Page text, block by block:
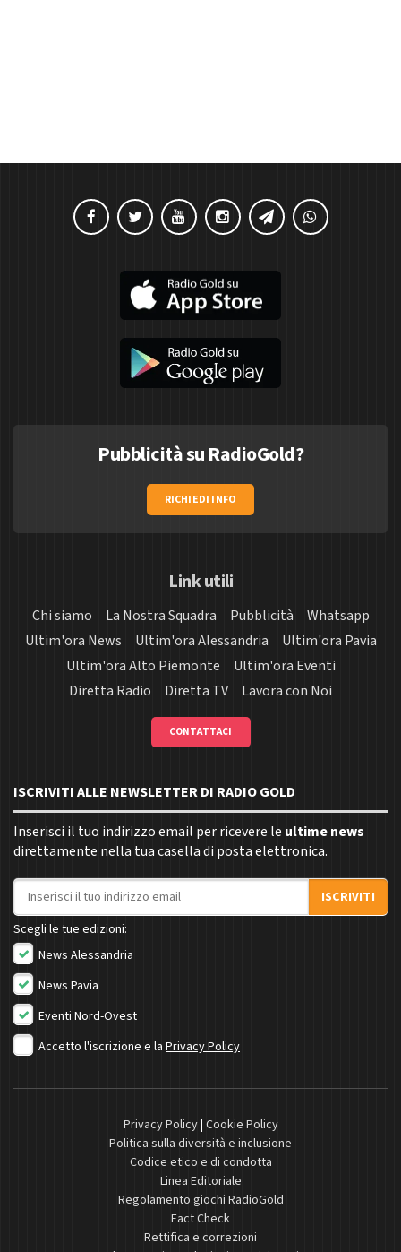
Pubblicità su RadioGold?
RICHIEDI INFO
Link utili
Chi siamo La Nostra Squadra Pubblicità
Whatsapp
Ultim'ora News
Ultim'ora Alessandria
Ultim'ora Pavia
Ultim'ora Alto Piemonte
Ultim'ora Eventi
Diretta Radio
Diretta TV Lavora con Noi
CONTATTACI
ISCRIVITI ALLE NEWSLETTER DI RADIO GOLD
Inserisci il tuo indirizzo email per ricevere le ultime news
direttamente nella tua casella di posta elettronica.
Indirizzo email
ISCRIVITI
Scegli le tue edizioni:
News Alessandria
News Pavia
Eventi Nord-Ovest
Accetto l'iscrizione e la Privacy Policy
Privacy Policy| Cookie Policy
Politica sulla diversità e inclusione
Codice etico e di condotta
Linea Editoriale
Regolamento giochi RadioGold
Fact Check
Rettifica e correzioni